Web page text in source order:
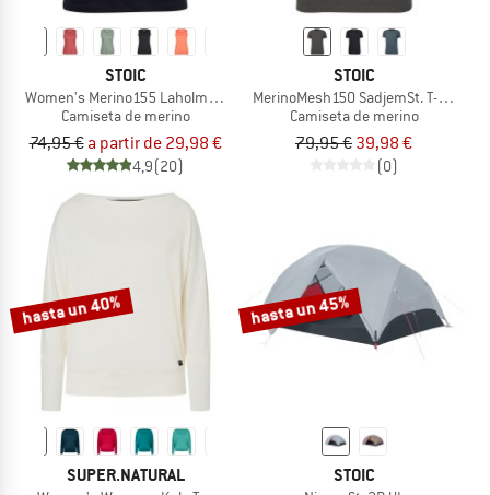
STOIC
Women's Merino155 LaholmSt. Tank
Camiseta de merino
74,95 € a partir de 29,98 €
4,9(20)
STOIC
MerinoMesh150 SadjemSt. T-Shirt
Camiseta de merino
79,95 € 39,98 €
(0)
hasta un 40%
SUPER.NATURAL
hasta un 45%
STOIC